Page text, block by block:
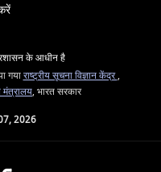
के आधीन है
गयाराष्ट्रीय सूचना विज्ञान केंद्र,
मंत्रालय, भारत सरकार
2026